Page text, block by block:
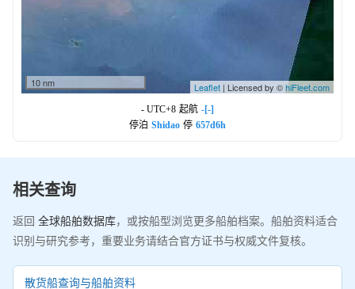
10 nm Leaflet | Licensed by ©hiFleet.com
- UTC+8 起航 -[-]
停泊 Shidao 停 657d6h
相关查询
返回 全球船舶数据库，或按船型浏览更多船舶档案。船舶资料适合
识别与研究参考，重要业务请结合官方证书与权威文件复核。
散货船查询与船舶资料